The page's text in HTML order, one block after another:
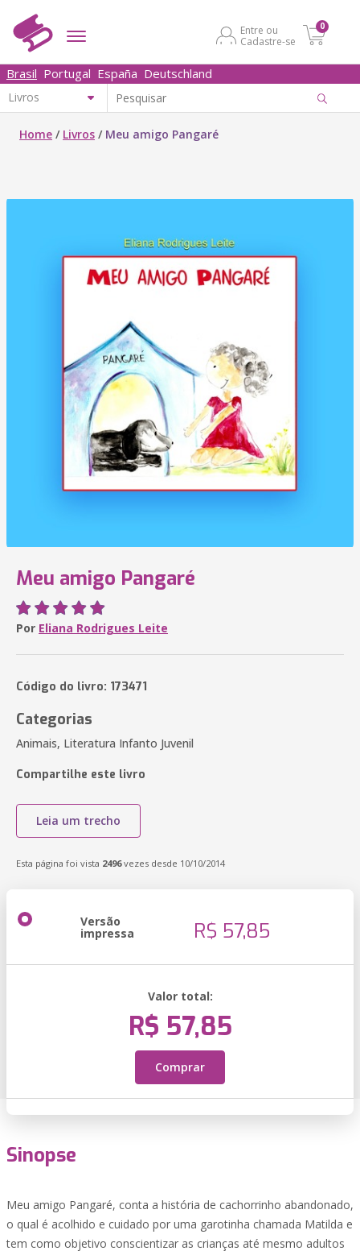
Entre ou
Cadastre-se
0
Brasil Portugal España Deutschland
Home / Livros / Meu amigo Pangaré
Meu amigo Pangaré
Por Eliana Rodrigues Leite
Código do livro: 173471
Categorias
Animais, Literatura Infanto Juvenil
Compartilhe este livro
Leia um trecho
Esta página foi vista 2496vezes desde 10/10/2014
Versão
impressa R$ 57,85
Valor total:
R$ 57,85
Comprar
Sinopse
Meu amigo Pangaré, conta a história de cachorrinho abandonado,
o qual é acolhido e cuidado por uma garotinha chamada Matilda e
tem como objetivo conscientizar as crianças até mesmo adultos